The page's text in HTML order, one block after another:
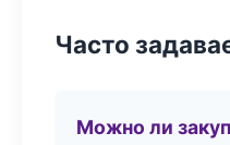
Часто
Можно ли